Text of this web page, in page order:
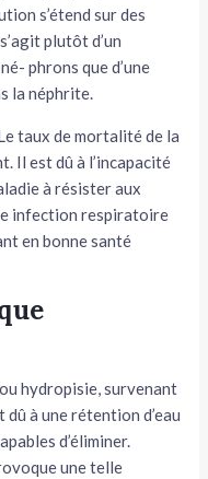
s’étend sur des
plutôt d’un
phrons que d’une
la néphrite.
taux de mortalité de la
Il est dû à l’incapacité
à résister aux
infection respiratoire
en bonne santé
hydropisie, survenant
à une rétention d’eau
d’éliminer.
une telle